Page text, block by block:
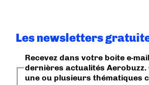
Les newsletters
Recevez dans votre boite e-
dernières actualités Aerobuzz.
une ou plusieurs thématiques